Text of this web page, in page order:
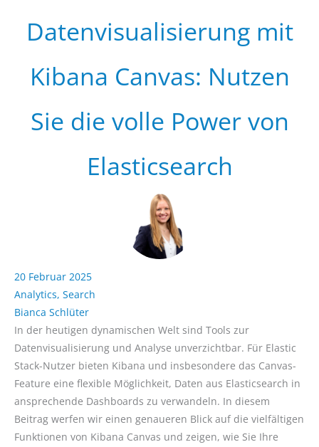
Datenvisualisierung mit
Kibana Canvas: Nutzen
Sie die volle Power von
Elasticsearch
20 Februar 2025
Analytics, Search
Bianca Schlüter
In der heutigen dynamischen Welt sind Tools zur
Datenvisualisierung und Analyse unverzichtbar. Für Elastic
Stack-Nutzer bieten Kibana und insbesondere das Canvas-
Feature eine flexible Möglichkeit, Daten aus Elasticsearch in
ansprechende Dashboards zu verwandeln. In diesem
Beitrag werfen wir einen genaueren Blick auf die vielfältigen
Funktionen von Kibana Canvas und zeigen, wie Sie Ihre